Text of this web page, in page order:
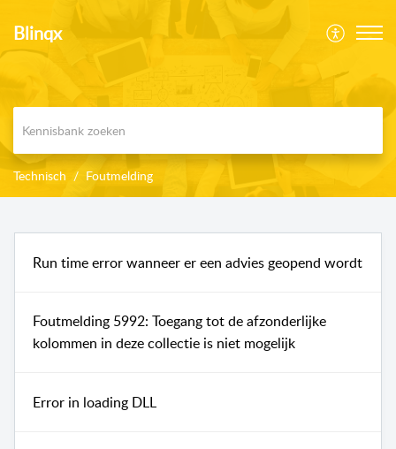
Blinqx
Technisch Foutmelding
Run time error wanneer er een advies geopend wordt
Foutmelding 5992: Toegang tot de afzonderlijke
kolommen in deze collectie is niet mogelijk
Error in loading DLL